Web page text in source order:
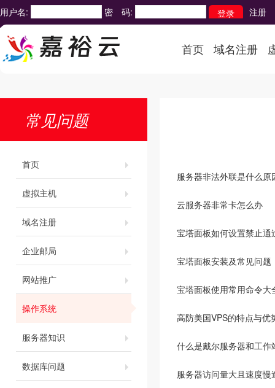
用户名: 密 码: 注册
首页 域名注册
常见问题
首页
虚拟主机
域名注册
企业邮局
网站推广
操作系统
服务器知识
数据库问题
服务器非法外联是什么原
云服务器非常卡怎么办
宝塔面板如何设置禁止
宝塔面板安装及常见问题
宝塔面板使用常用命令大
高防美国VPS的特点与优
什么是戴尔服务器和工作
服务器访问量大且速度